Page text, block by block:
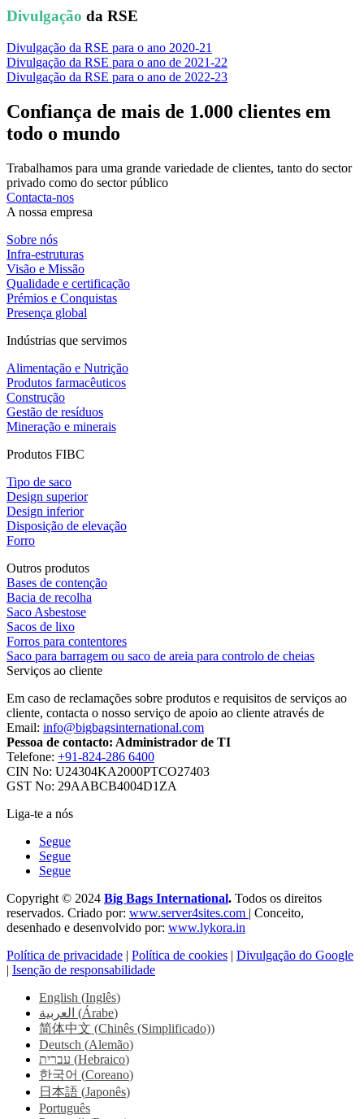
Divulgação da RSE
Divulgação da RSE para o ano 2020-21
Divulgação da RSE para o ano de 2021-22
Divulgação da RSE para o ano de 2022-23
Confiança de mais de 1.000 clientes em
todo o mundo
Trabalhamos para uma grande variedade de clientes, tanto do sector
privado como do sector público
Contacta-nos
A nossa empresa
Sobre nós
Infra-estruturas
Visão e Missão
Qualidade e certificação
Prémios e Conquistas
Presença global
Indústrias que servimos
Alimentação e Nutrição
Produtos farmacêuticos
Construção
Gestão de resíduos
Mineração e minerais
Produtos FIBC
Tipo de saco
Design superior
Design inferior
Disposição de elevação
Forro
Outros produtos
Bases de contenção
Bacia de recolha
Saco Asbestose
Sacos de lixo
Forros para contentores
Saco para barragem ou saco de areia para controlo de cheias
Serviços ao cliente
Em caso de reclamações sobre produtos e requisitos de serviços ao
cliente, contacta o nosso serviço de apoio ao cliente através de
Email: info@bigbagsinternational.com
Pessoa de contacto: Administrador de TI
Telefone: +91-824-286 6400
CIN No: U24304KA2000PTCO27403
GST No: 29AABCB4004D1ZA
Liga-te a nós
Segue
Segue
Segue
Copyright © 2024 Big Bags International. Todos os direitos
reservados. Criado por: www.server4sites.com | Conceito,
desenhado e desenvolvido por: www.lykora.in
Política de privacidade | Política de cookies | Divulgação do Google
| Isenção de responsabilidade
English (Inglês)
العربية (Árabe)
简体中文 (Chinês (Simplificado))
Deutsch (Alemão)
עברית (Hebraico)
한국어 (Coreano)
日本語 (Japonês)
Português